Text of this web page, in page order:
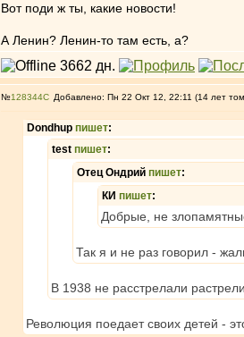
Вот поди ж ты, какие новости!
А Ленин? Ленин-то там есть, а?
№128344 Добавлено: Пн 22 Окт 12, 22:11 (14 лет
Dondhup пишет:
test пишет:
Отец Ондрий пишет:
КИ пишет:
Добрые, не
Так я и не раз говорил -
В 1938 не расстрелали
Революция поедает своих детей -